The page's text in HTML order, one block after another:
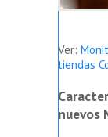
Ver:
tiendas
nuevos